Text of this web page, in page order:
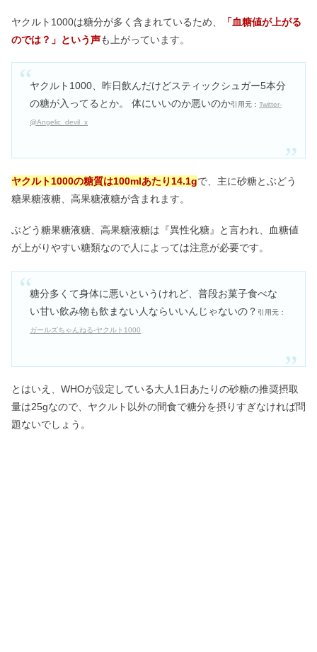
ヤクルト1000は糖分が多く含まれているため、
「血糖値が上がる
のでは？」という声も上がっています。
ヤクルト1000、昨日飲んだけどスティックシュガー5本分
の糖が入ってるとか。 体にいいのか悪いのか引用元：Twitter-
@Angelic_devil_x
ヤクルト1000の糖質は100mlあたり14.1gで、主に砂糖とぶどう
糖果糖液糖、高果糖液糖が含まれます。
ぶどう糖果糖液糖、高果糖液糖は『異性化糖』と言われ、血糖値
が上がりやすい糖類なので人によっては注意が必要です。
糖分多くて身体に悪いというけれど、普段お菓子食べな
い甘い飲み物も飲まない人ならいいんじゃないの？ 引用元：
ガールズちゃんねる-ヤクルト1000
とはいえ、WHOが設定している大人1日あたりの砂糖の推奨摂取
量は25gなので、ヤクルト以外の間食で糖分を摂りすぎなければ問
題ないでしょう。